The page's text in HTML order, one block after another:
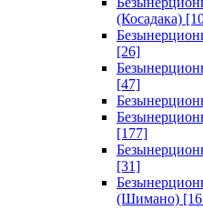
(Косадака)
[26]
[47]
[177]
[31]
(Шимано)